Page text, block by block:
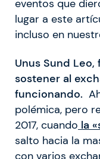
eventos que
lugar a este
incluso en
Unus Sund
sostener al
funcionando.
polémica, pero
2017, cuando la
salto hacia la
con varios